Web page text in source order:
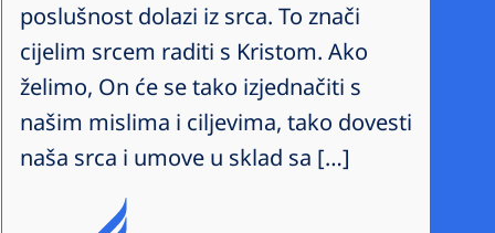
poslušnost dolazi iz srca. To znači
cijelim srcem raditi s Kristom. Ako
želimo, On će se tako izjednačiti s
našim mislima i ciljevima, tako dovesti
naša srca i umove u sklad sa […]